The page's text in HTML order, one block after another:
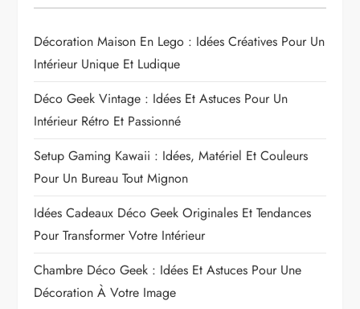
Décoration Maison En Lego : Idées Créatives Pour Un
Intérieur Unique Et Ludique
Déco Geek Vintage : Idées Et Astuces Pour Un
Intérieur Rétro Et Passionné
Setup Gaming Kawaii : Idées, Matériel Et Couleurs
Pour Un Bureau Tout Mignon
Idées Cadeaux Déco Geek Originales Et Tendances
Pour Transformer Votre Intérieur
Chambre Déco Geek : Idées Et Astuces Pour Une
Décoration À Votre Image